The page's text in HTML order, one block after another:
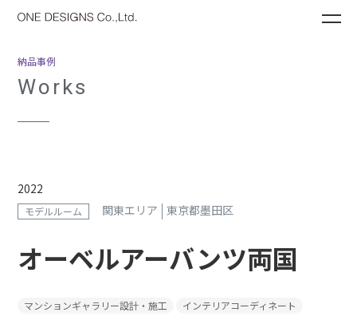
納品事例
Works
2022
モデルルーム 関東エリア 東京都墨田区
オーベルアーバンツ両国
マンションギャラリー設計・施工
インテリアコーディネート